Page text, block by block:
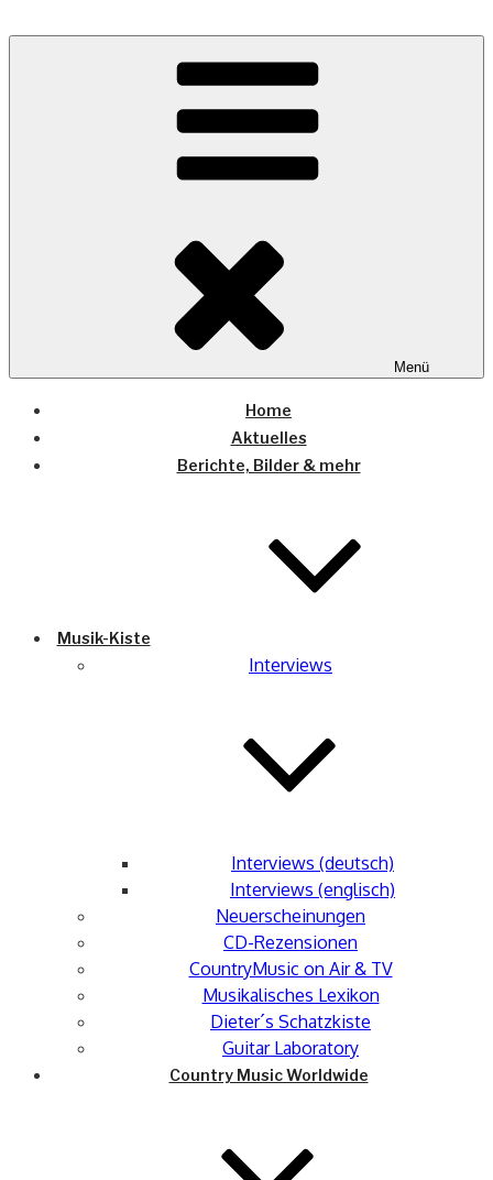
COUNTRYHOME
Wo die (Country-) Musik Zuhause ist
Menü
Home
Aktuelles
Berichte, Bilder & mehr
Musik-Kiste
Interviews
Interviews (deutsch)
Interviews (englisch)
Neuerscheinungen
CD-Rezensionen
CountryMusic on Air & TV
Musikalisches Lexikon
Dieter´s Schatzkiste
Guitar Laboratory
Country Music Worldwide